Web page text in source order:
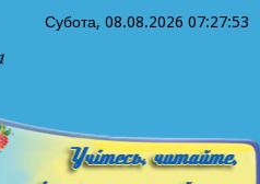
Субота, 08.08.2026 07:27:53